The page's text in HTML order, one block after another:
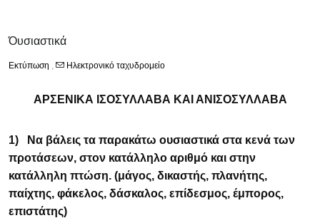
Όυσιαστικά
Εκτύπωση , Ηλεκτρονικό ταχυδρομείο
ΑΡΣΕΝΙΚΑ ΙΣΟΣΥΛΛΑΒΑ ΚΑΙ ΑΝΙΣΟΣΥΛΛΑΒΑ
1)
Να βάλεις τα παρακάτω ουσιαστικά στα κενά των
προτάσεων, στον κατάλληλο αριθμό και στην
κατάλληλη πτώση. (μάγος, δικαστής, πλανήτης,
παίχτης, φάκελος, δάσκαλος, επίδεσμος, έμπορος,
επιστάτης)